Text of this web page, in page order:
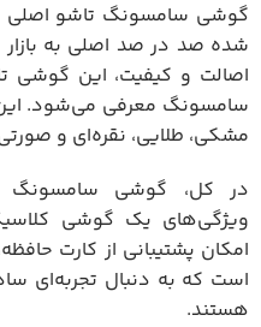
شده صد در صد اصلی به
اصالت و کیفیت، این گوشی
سامسونگ معرفی می‌شود.
مشکی، طلایی، نقره‌ای و
ویژگی‌های یک گوشی
امکان پشتیبانی از کارت
است که به دنبال تجربه‌ای
هستند.